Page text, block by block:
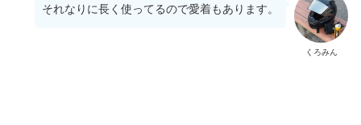
くろみん
それなりに長く使ってるので愛着もあります。